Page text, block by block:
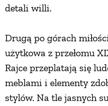
detali willi.
Drugą po górach
użytkowa z przełomu
Rajce przeplatają się
meblami i elementy
stylów. Na tle jasnych